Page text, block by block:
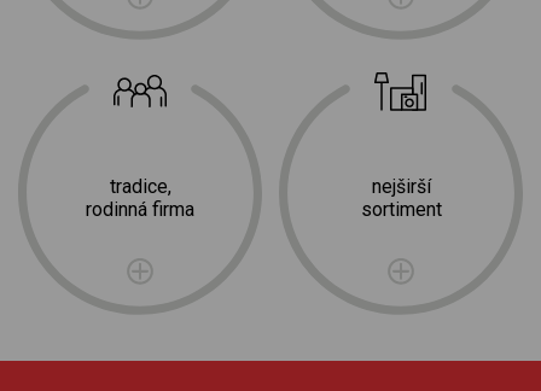
tradice,
rodinná firma
nejširší
sortiment